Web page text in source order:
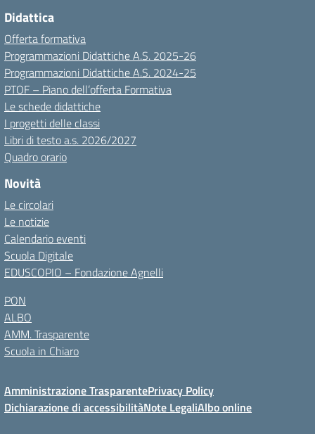
Didattica
Offerta formativa
Programmazioni Didattiche A.S. 2025-26
Programmazioni Didattiche A.S. 2024-25
PTOF – Piano dell’offerta Formativa
Le schede didattiche
I progetti delle classi
Libri di testo a.s. 2026/2027
Quadro orario
Novità
Le circolari
Le notizie
Calendario eventi
Scuola Digitale
EDUSCOPIO – Fondazione Agnelli
PON
ALBO
AMM. Trasparente
Scuola in Chiaro
Amministrazione TrasparentePrivacy Policy
Dichiarazione di accessibilitàNote LegaliAlbo online